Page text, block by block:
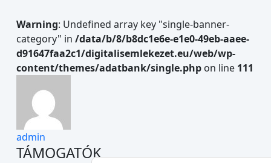
Warning: Undefined array key "single-banner-
category" in /data/b/8/b8dc1e6e-e1e0-49eb-aaee-
d91647faa2c1/digitalisemlekezet.eu/web/wp-
content/themes/adatbank/single.php on line 111
admin
TÁMOGATÓK